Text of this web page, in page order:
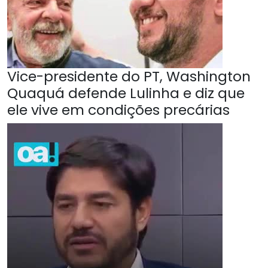
Vice-presidente do PT, Washington
Quaquá defende Lulinha e diz que
ele vive em condições precárias